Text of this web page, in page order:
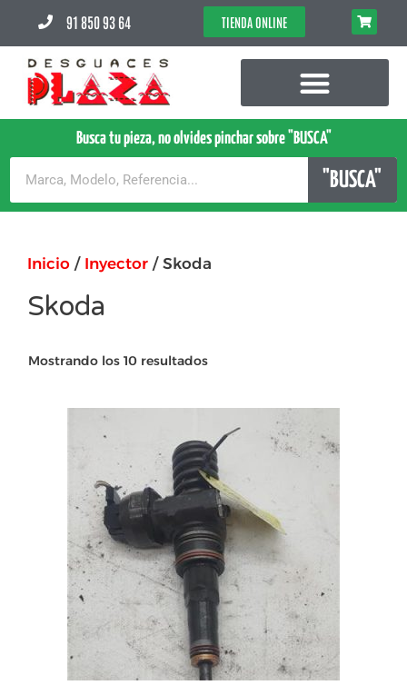
91 850 93 64 TIENDA ONLINE
Busca tu pieza, no olvides pinchar sobre "BUSCA"
"BUSCA"
Inicio / Inyector / Skoda
Skoda
Mostrando los 10 resultados